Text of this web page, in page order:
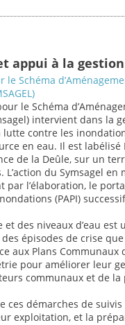
appui à la
le Schéma
le Schéma
intervient dans la
lutte contre les
en eau. Il est labélisé
de la Deûle, sur un
du Symsagel
l’élaboration, le
(PAPI)
des niveaux d’eau est
épisodes de crise
aux Plans Communaux
pour améliorer leur
communaux et de la
ces démarches de
exploitation, et la